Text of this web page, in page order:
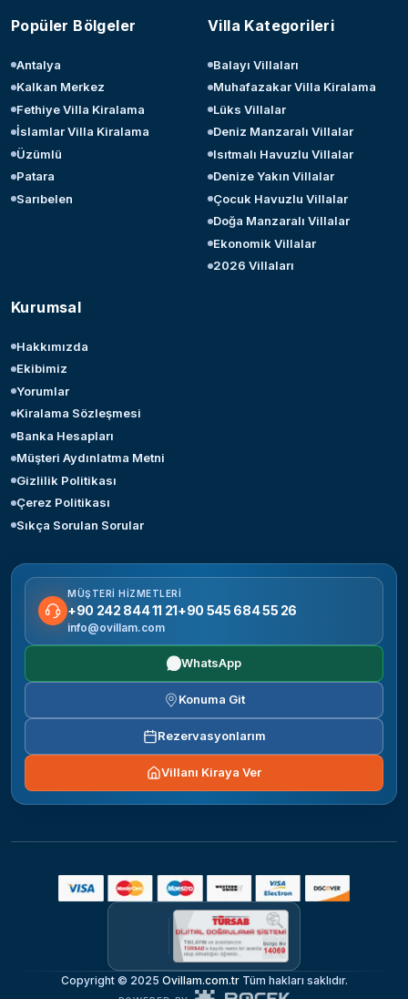
Popüler Bölgeler
Antalya
Kalkan Merkez
Fethiye Villa Kiralama
İslamlar Villa Kiralama
Üzümlü
Patara
Sarıbelen
Villa Kategorileri
Balayı Villaları
Muhafazakar Villa Kiralama
Lüks Villalar
Deniz Manzaralı Villalar
Isıtmalı Havuzlu Villalar
Denize Yakın Villalar
Çocuk Havuzlu Villalar
Doğa Manzaralı Villalar
Ekonomik Villalar
2026 Villaları
Kurumsal
Hakkımızda
Ekibimiz
Yorumlar
Kiralama Sözleşmesi
Banka Hesapları
Müşteri Aydınlatma Metni
Gizlilik Politikası
Çerez Politikası
Sıkça Sorulan Sorular
MÜŞTERI HIZMETLERI
+90 242 844 11 21+90 545 684 55 26
info@ovillam.com
WhatsApp
Konuma Git
Rezervasyonlarım
Villanı Kiraya Ver
Copyright © 2025 Ovillam.com.trTüm hakları saklıdır.